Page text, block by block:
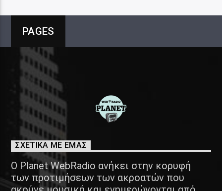
PAGES
ΣΧΕΤΙΚΑ ΜΕ ΕΜΑΣ
Ο Planet WebRadio ανήκει στην κορυφή
των προτιμήσεων των ακροατών που